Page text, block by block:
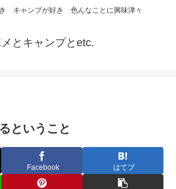
キャンプが好き 色んなことに興味津々
とキャンプとetc.
ということ
Facebook はてブ